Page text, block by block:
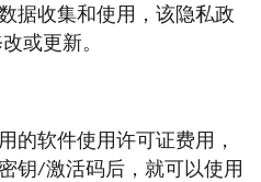
据收集和使用，该隐私政
或更新。
的软件使用许可证费用，
钥/激活码后，就可以使用